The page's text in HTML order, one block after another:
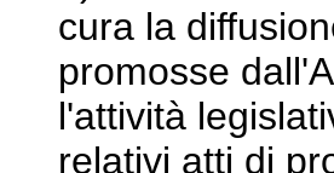
cura la
promosse
l'attività
relativi atti di